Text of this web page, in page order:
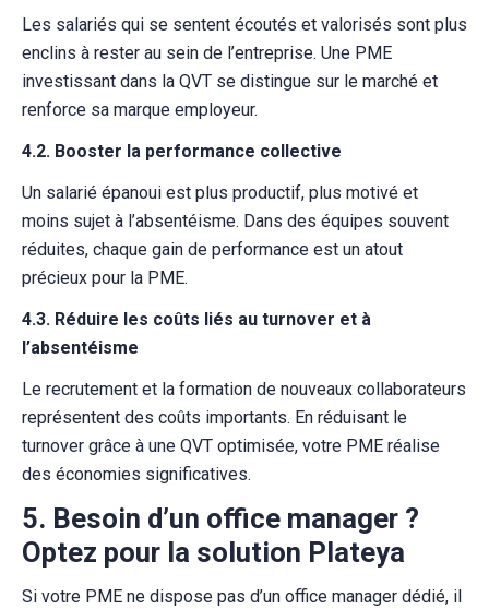
Les salariés qui se sentent écoutés et valorisés sont plus
enclins à rester au sein de l’entreprise. Une PME
investissant dans la QVT se distingue sur le marché et
renforce sa marque employeur.
4.2. Booster la performance collective
Un salarié épanoui est plus productif, plus motivé et
moins sujet à l’absentéisme. Dans des équipes souvent
réduites, chaque gain de performance est un atout
précieux pour la PME.
4.3. Réduire les coûts liés au turnover et à
l’absentéisme
Le recrutement et la formation de nouveaux collaborateurs
représentent des coûts importants. En réduisant le
turnover grâce à une QVT optimisée, votre PME réalise
des économies significatives.
5. Besoin d’un office manager ?
Optez pour la solution Plateya
Si votre PME ne dispose pas d’un office manager dédié, il